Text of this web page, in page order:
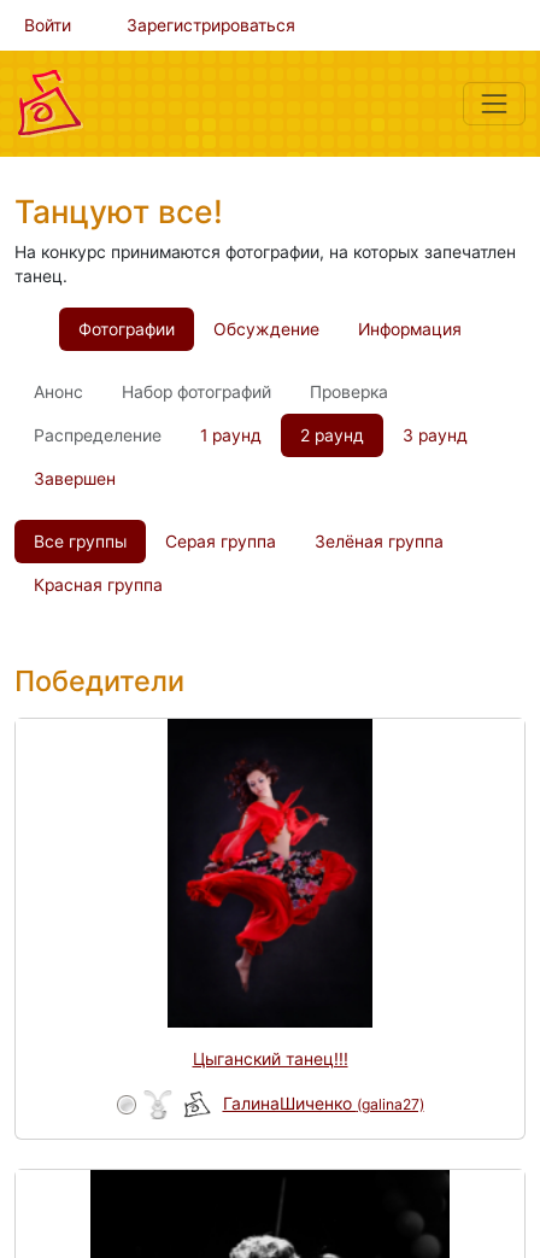
Войти Зарегистрироваться
Танцуют все!
На конкурс принимаются фотографии, на которых запечатлен
танец.
Фотографии Обсуждение Информация
Анонс Набор фотографий Проверка
Распределение 1 раунд 2 раунд 3 раунд
Завершен
Все группы Серая группа Зелёная группа
Красная группа
Победители
Цыганский танец!!!
ГалинаШиченко (galina27)